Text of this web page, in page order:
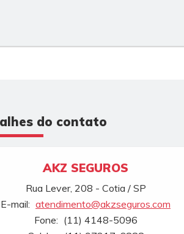
do contato
AKZ SEGUROS
Rua Lever, 208 - Cotia / SP
E-mail: atendimento@akzseguros.com
Fone: (11) 4148-5096